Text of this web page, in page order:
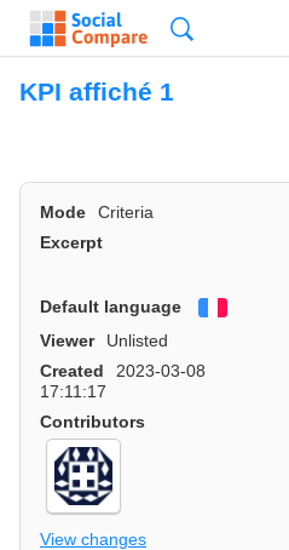
KPI affiché 1
Mode Criteria
Excerpt
Default language
Viewer
Unlisted
Created
2023-03-08
17:11:17
Contributors
View changes